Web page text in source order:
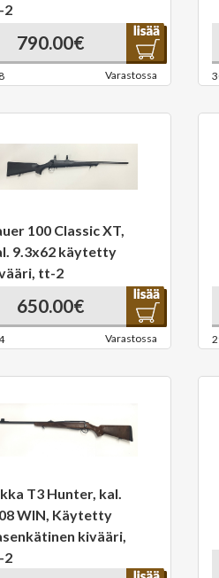
2
790.00€
Varastossa
100 Classic XT,
9.3x62 käytetty
tt-2
650.00€
Varastossa
T3 Hunter, kal.
WIN, Käytetty
kivääri,
2